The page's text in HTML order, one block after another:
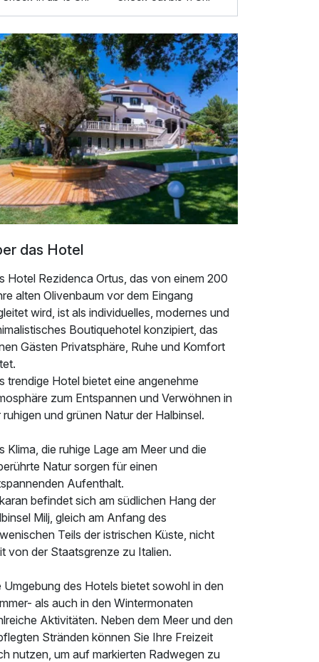
das Hotel
Hotel Rezidenca Ortus, das von einem 200
alten Olivenbaum vor dem Eingang
wird, ist als individuelles, modernes und
Boutiquehotel konzipiert, das
Gästen Privatsphäre, Ruhe und Komfort
trendige Hotel bietet eine angenehme
zum Entspannen und Verwöhnen in
ruhigen und grünen Natur der Halbinsel.
Klima, die ruhige Lage am Meer und die
Natur sorgen für einen
Aufenthalt.
befindet sich am südlichen Hang der
Milj, gleich am Anfang des
Teils der istrischen Küste, nicht
von der Staatsgrenze zu Italien.
Umgebung des Hotels bietet sowohl in den
als auch in den Wintermonaten
Aktivitäten. Neben dem Meer und den
Stränden können Sie Ihre Freizeit
nutzen, um auf markierten Radwegen zu